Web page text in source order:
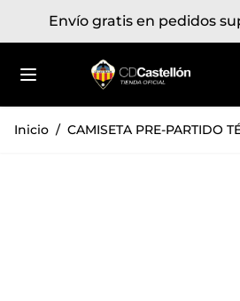
Envío gratis en pedidos
Inicio / CAMISETA PRE-PARTIDO